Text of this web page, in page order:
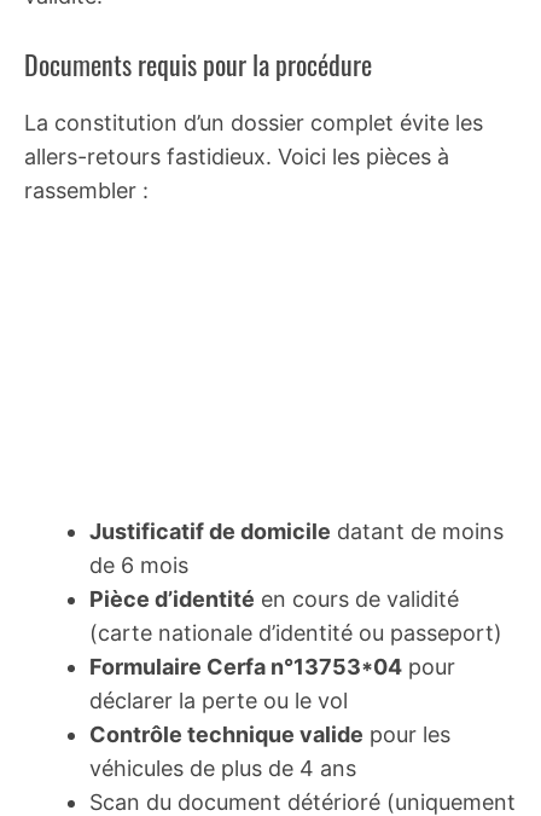
Documents requis pour la procédure
La constitution d’un dossier complet évite les
allers-retours fastidieux. Voici les pièces à
rassembler :
Justificatif de domicile datant de moins
de 6 mois
Pièce d’identité en cours de validité
(carte nationale d’identité ou passeport)
Formulaire Cerfa n°13753*04 pour
déclarer la perte ou le vol
Contrôle technique valide pour les
véhicules de plus de 4 ans
Scan du document détérioré (uniquement